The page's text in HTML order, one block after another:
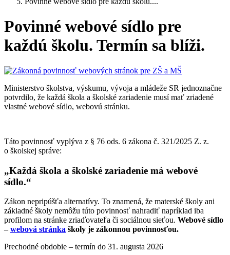
Povinné webové sídlo pre
každú školu. Termín sa blíži.
Ministerstvo školstva, výskumu, vývoja a mládeže SR jednoznačne
potvrdilo, že každá škola a školské zariadenie musí mať zriadené
vlastné webové sídlo, webovú stránku.
Táto povinnosť vyplýva z § 76 ods. 6 zákona č. 321/2025 Z. z.
o školskej správe:
„Každá škola a školské zariadenie má webové
sídlo.“
Zákon nepripúšťa alternatívy. To znamená, že materské školy ani
základné školy nemôžu túto povinnosť nahradiť napríklad iba
profilom na stránke zriaďovateľa či sociálnou sieťou. Webové sídlo
–webová stránka školy je zákonnou povinnosťou.
Prechodné obdobie – termín do 31. augusta 2026